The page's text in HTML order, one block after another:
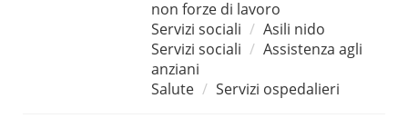
non forze di lavoro
Servizi sociali
Asili nido
Servizi sociali
Assistenza agli
anziani
Salute
Servizi ospedalieri